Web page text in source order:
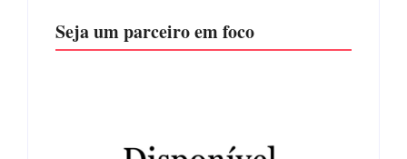
Seja um parceiro em foco